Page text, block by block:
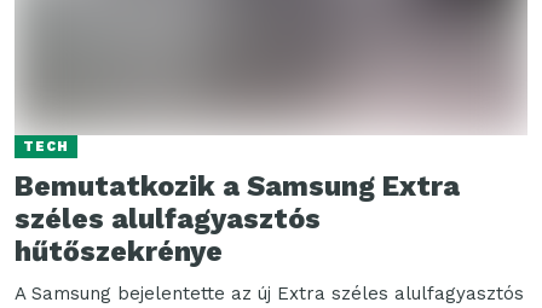
TECH
Bemutatkozik a Samsung Extra
széles alulfagyasztós
hűtőszekrénye
A Samsung bejelentette az új Extra széles alulfagyasztós